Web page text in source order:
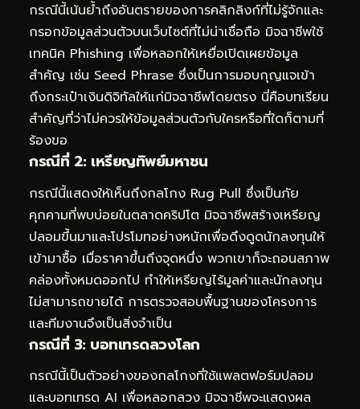
กรณีนี้เน้นย้ำถึงอันตรายของการคลิกลิงก์ที่ไม่รู้จักและ
กรอกข้อมูลส่วนตัวบนเว็บไซต์ที่ไม่น่าเชื่อถือ มิจฉาชีพใช้
เทคนิค Phishing เพื่อหลอกให้เหยื่อเปิดเผยข้อมูล
สำคัญ เช่น Seed Phrase ซึ่งเป็นการมอบกุญแจเข้า
ถึงกระเป๋าเงินดิจิทัลให้แก่มิจฉาชีพโดยตรง นี่คือบทเรียน
สำคัญที่ว่าไม่ควรให้ข้อมูลส่วนตัวกับใครหรือที่ใดก็ตามที่
ร้องขอ
กรณีที่ 2: เหรียญทิพย์มหาชน
กรณีนี้แสดงให้เห็นถึงกลโกง Rug Pull ซึ่งเป็นภัย
คุกคามที่พบบ่อยในตลาดคริปโต มิจฉาชีพสร้างเหรียญ
ปลอมขึ้นมาและโปรโมทอย่างหนักเพื่อดึงดูดนักลงทุนให้
เข้ามาซื้อ เมื่อราคาขึ้นถึงจุดหนึ่ง พวกเขาก็จะถอนสภาพ
คล่องทั้งหมดออกไป ทำให้เหรียญไร้มูลค่าและนักลงทุน
ไม่สามารถขายได้ การตรวจสอบพื้นฐานของโครงการ
และทีมงานจึงเป็นสิ่งจำเป็น
กรณีที่ 3: บอทเทรดลวงโลก
กรณีนี้เป็นตัวอย่างของกลโกงที่ใช้แพลตฟอร์มปลอม
และบอทเทรด AI เพื่อหลอกลวง มิจฉาชีพจะแสดงผล